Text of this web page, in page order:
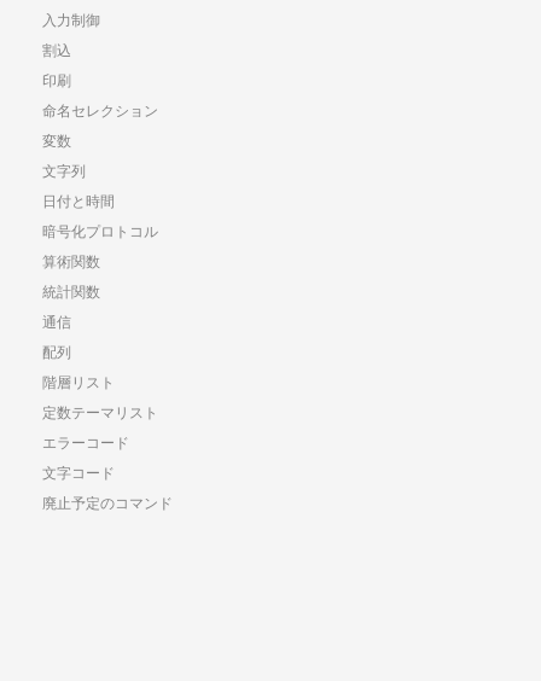
入力制御
割込
印刷
命名セレクション
変数
文字列
日付と時間
暗号化プロトコル
算術関数
統計関数
通信
配列
階層リスト
定数テーマリスト
エラーコード
文字コード
廃止予定のコマンド